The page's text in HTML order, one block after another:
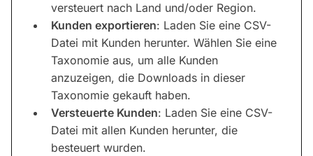
versteuert nach Land und/oder Region.
Kunden exportieren: Laden Sie eine CSV-
Datei mit Kunden herunter. Wählen Sie eine
Taxonomie aus, um alle Kunden
anzuzeigen, die Downloads in dieser
Taxonomie gekauft haben.
Versteuerte Kunden: Laden Sie eine CSV-
Datei mit allen Kunden herunter, die
besteuert wurden.